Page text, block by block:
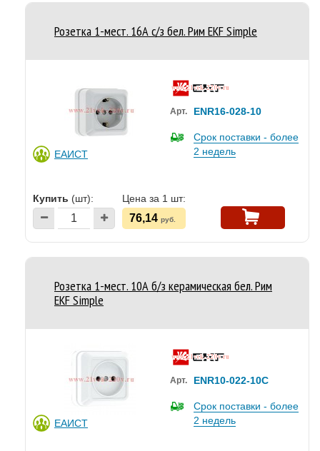
Розетка 1-мест. 16А с/з бел. Рим EKF Simple
ЕАИСТ
Арт. ENR16-028-10
Срок поставки - более
2 недель
Купить (шт): Цена за 1 шт:
76,14 руб.
Розетка 1-мест. 10А б/з керамическая бел. Рим
EKF Simple
ЕАИСТ
Арт. ENR10-022-10C
Срок поставки - более
2 недель